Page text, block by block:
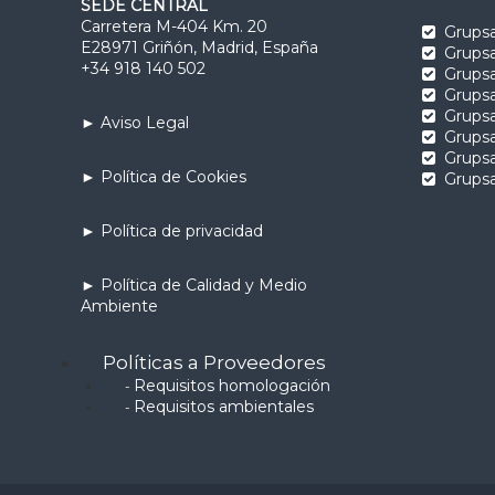
SEDE CENTRAL
Carretera M-404 Km. 20
E28971 Griñón, Madrid, España
+34 918 140 502
► Aviso Legal
► Política de Cookies
► Política de privacidad
► Política de Calidad y Medio
Ambiente
Políticas a Proveedores
- Requisitos homologación
- Requisitos ambientales